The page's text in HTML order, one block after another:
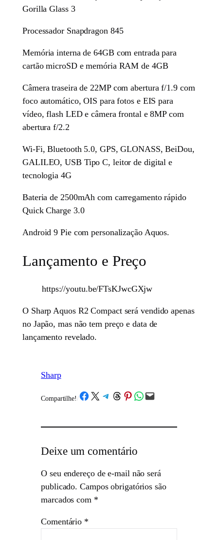
Gorilla Glass 3
Processador Snapdragon 845
Memória interna de 64GB com entrada para
cartão microSD e memória RAM de 4GB
Câmera traseira de 22MP com abertura f/1.9 com
foco automático, OIS para fotos e EIS para
vídeo, flash LED e câmera frontal e 8MP com
abertura f/2.2
Wi-Fi, Bluetooth 5.0, GPS, GLONASS, BeiDou,
GALILEO, USB Tipo C, leitor de digital e
tecnologia 4G
Bateria de 2500mAh com carregamento rápido
Quick Charge 3.0
Android 9 Pie com personalização Aquos.
Lançamento e Preço
https://youtu.be/FTsKJwcGXjw
O Sharp Aquos R2 Compact será vendido apenas
no Japão, mas não tem preço e data de
lançamento revelado.
Sharp
Compartilhe! /Share on Facebook
Share on X Share on Telegram
Share on Threads
Share on Pinterest
Share on WhatsApp
Email this Page
Deixe um comentário
O seu endereço de e-mail não será
publicado. Campos obrigatórios são
marcados com *
Comentário *